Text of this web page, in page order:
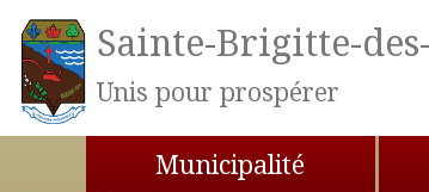
Aller au contenu principal
Sainte-Brigitte-
Unis pour prospérer
Municipalité